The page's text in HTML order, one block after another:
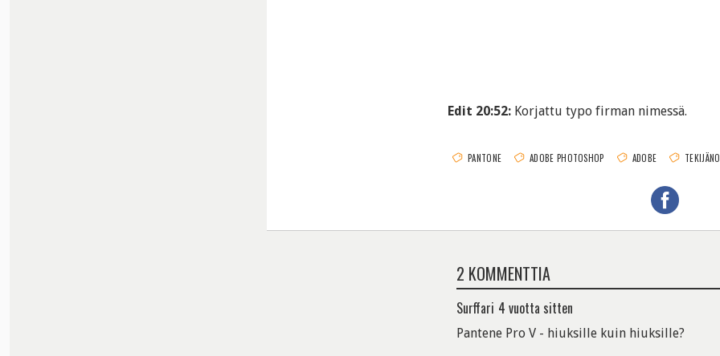
Edit 20:52: Korjattu typo firman nimessä.
PANTONE ADOBE PHOTOSHOP ADOBE
2 KOMMENTTIA
Surffari 4 vuotta sitten
Pantene Pro V - hiuksille kuin hiuksille?